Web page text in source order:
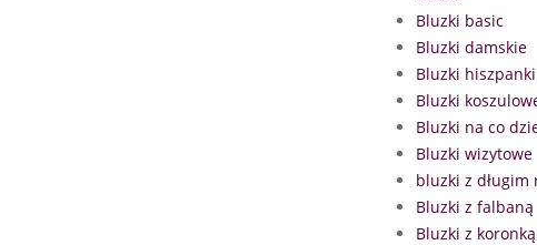
Bluzki basic
Bluzki damskie
Bluzki hiszpanki
Bluzki
Bluzki na co
Bluzki wizytowe
bluzki z długim
Bluzki z falbaną
Bluzki z koronką